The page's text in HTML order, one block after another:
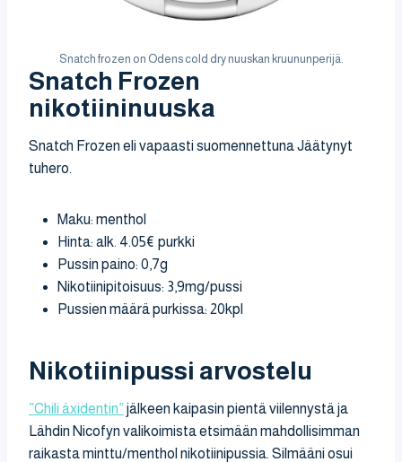
Snatch frozen on Odens cold dry nuuskan kruununperijä.
Snatch Frozen
nikotiininuuska
Snatch Frozen eli vapaasti suomennettuna Jäätynyt
tuhero.
Maku: menthol
Hinta: alk. 4.05€ purkki
Pussin paino: 0,7g
Nikotiinipitoisuus: 3,9mg/pussi
Pussien määrä purkissa: 20kpl
Nikotiinipussi arvostelu
”Chili äxidentin”jälkeen kaipasin pientä viilennystä ja
Lähdin Nicofyn valikoimista etsimään mahdollisimman
raikasta minttu/menthol nikotiinipussia. Silmääni osui